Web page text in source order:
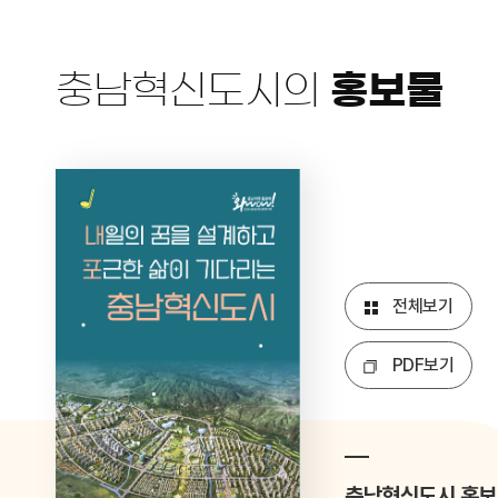
충남혁신도시의 홍보물
전체보기
PDF보기